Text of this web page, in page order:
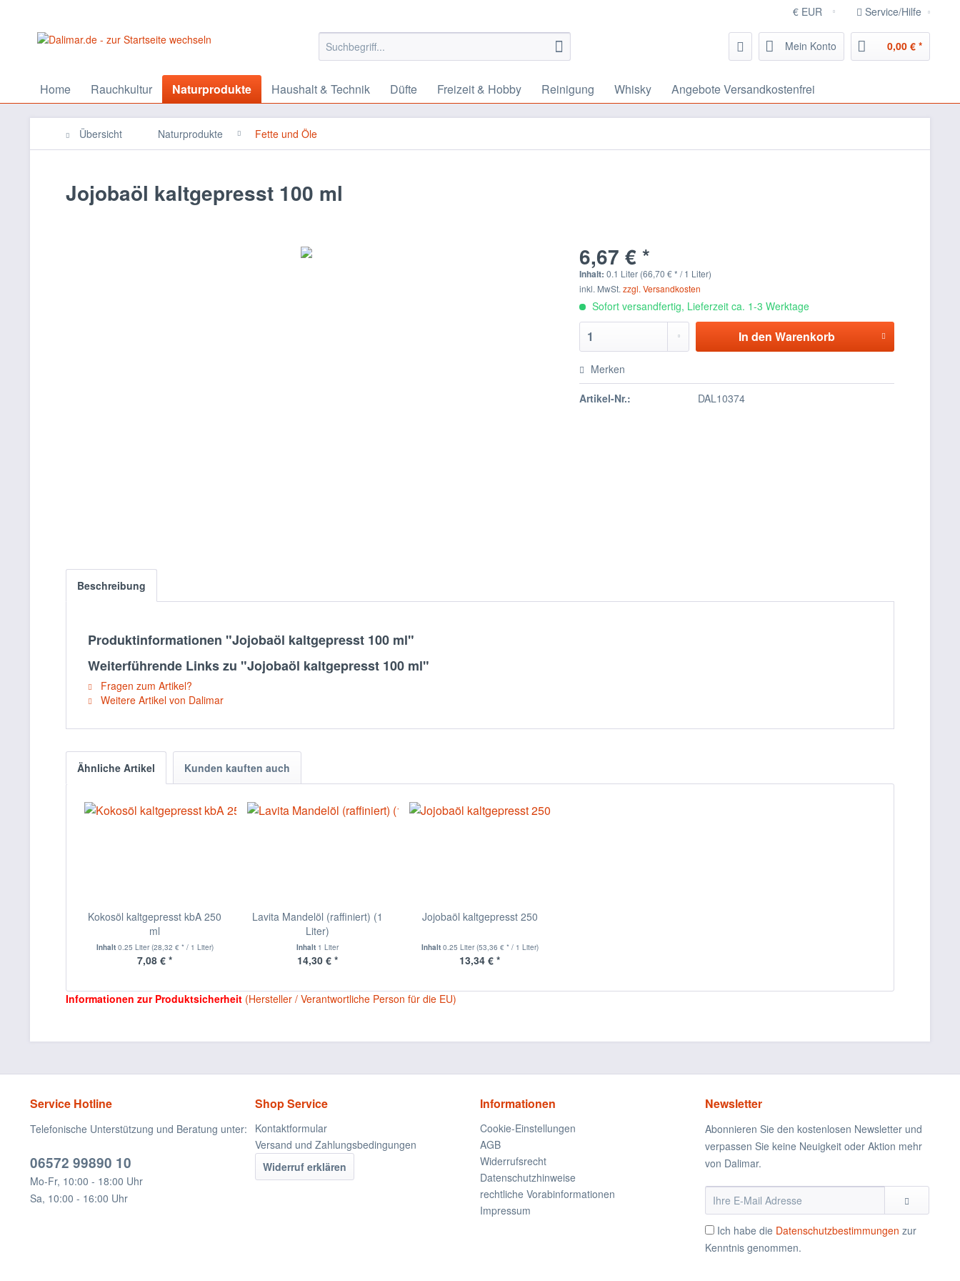
Service/Hilfe
Mein Konto 0,00 € *
Home Rauchkultur Naturprodukte Haushalt & Technik Düfte Freizeit & Hobby Reinigung Whisky Angebote Versandkostenfrei
Übersicht Naturprodukte Fette und Öle
Jojobaöl kaltgepresst 100 ml
6,67 € *
Inhalt:0.1 Liter (66,70 € * / 1 Liter)
inkl. MwSt.zzgl. Versandkosten
Sofort versandfertig, Lieferzeit ca. 1-3 Werktage
In den Warenkorb
Merken
Artikel-Nr.: DAL10374
Beschreibung
Produktinformationen "Jojobaöl kaltgepresst 100 ml"
Weiterführende Links zu "Jojobaöl kaltgepresst 100 ml"
Fragen zum Artikel?
Weitere Artikel von Dalimar
Ähnliche Artikel Kunden kauften auch
Kokosöl kaltgepresst kbA 250
ml
Inhalt 0.25 Liter(28,32 € * / 1 Liter)
7,08 € *
Lavita Mandelöl (raffiniert) (1
Liter)
Inhalt 1 Liter
14,30 € *
Jojobaöl kaltgepresst 250
Inhalt 0.25 Liter(53,36 € * / 1 Liter)
13,34 € *
Informationen zur Produktsicherheit (Hersteller / Verantwortliche Person für die EU)
Service Hotline
Telefonische Unterstützung und Beratung unter:
06572 99890 10
Mo-Fr, 10:00 - 18:00 Uhr
Sa, 10:00 - 16:00 Uhr
Shop Service
Kontaktformular
Versand und Zahlungsbedingungen
Widerruf erklären
Informationen
Cookie-Einstellungen
AGB
Widerrufsrecht
Datenschutzhinweise
rechtliche Vorabinformationen
Impressum
Newsletter
Abonnieren Sie den kostenlosen Newsletter und
verpassen Sie keine Neuigkeit oder Aktion mehr
von Dalimar.
Ich habe die Datenschutzbestimmungen zur
Kenntnis genommen.